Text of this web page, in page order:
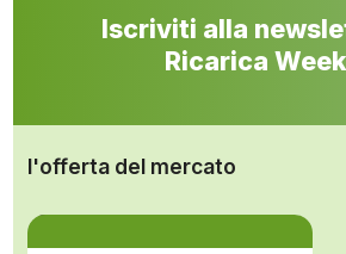
Iscriviti alla
Ricarica
l'offerta del mercato